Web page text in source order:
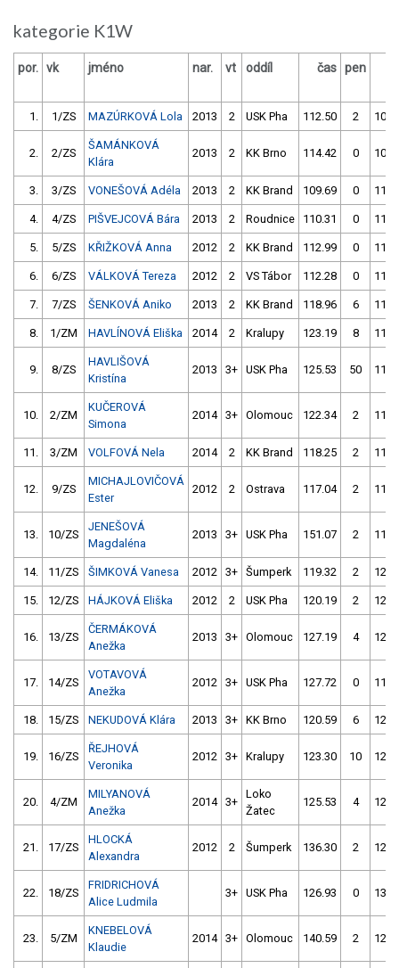
kategorie K1W
por. vk jméno nar. vt oddíl čas pen
1. 1/ZS MAZÚRKOVÁ Lola 2013 2 USK Pha 112.50 2
2. 2/ZS
ŠAMÁNKOVÁ
Klára
2013 2 KK Brno 114.42 0
3. 3/ZS VONEŠOVÁ Adéla 2013 2 KK Brand 109.69 0
4. 4/ZS PIŠVEJCOVÁ Bára 2013 2 Roudnice 110.31 0
5. 5/ZS KŘIŽKOVÁ Anna 2012 2 KK Brand 112.99 0
6. 6/ZS VÁLKOVÁ Tereza 2012 2 VS Tábor 112.28 0
7. 7/ZS ŠENKOVÁ Aniko 2013 2 KK Brand 118.96 6
8. 1/ZM HAVLÍNOVÁ Eliška 2014 2 Kralupy 123.19 8
9. 8/ZS
HAVLIŠOVÁ
Kristína
2013 3+ USK Pha 125.53 50
10. 2/ZM
KUČEROVÁ
Simona
2014 3+ Olomouc 122.34 2
11. 3/ZM VOLFOVÁ Nela 2014 2 KK Brand 118.25 2
12. 9/ZS
MICHAJLOVIČOVÁ
Ester
2012 2 Ostrava 117.04 2
13. 10/ZS
JENEŠOVÁ
Magdaléna
2013 3+ USK Pha 151.07 2
14. 11/ZS ŠIMKOVÁ Vanesa 2012 3+ Šumperk 119.32 2
15. 12/ZS HÁJKOVÁ Eliška 2012 2 USK Pha 120.19 2
16. 13/ZS
ČERMÁKOVÁ
Anežka
2013 3+ Olomouc 127.19 4
17. 14/ZS
VOTAVOVÁ
Anežka
2012 3+ USK Pha 127.72 0
18. 15/ZS NEKUDOVÁ Klára 2013 3+ KK Brno 120.59 6
19. 16/ZS
ŘEJHOVÁ
Veronika
2012 3+ Kralupy 123.30 10
20. 4/ZM
MILYANOVÁ
Anežka
2014 3+
Loko
Žatec
125.53 4
21. 17/ZS
HLOCKÁ
Alexandra
2012 2 Šumperk 136.30 2
22. 18/ZS
FRIDRICHOVÁ
Alice Ludmila
3+ USK Pha 126.93 0
23. 5/ZM
KNEBELOVÁ
Klaudie
2014 3+ Olomouc 140.59 2